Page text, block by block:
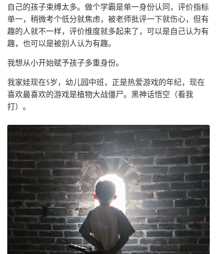
自己的孩子束缚太多。做个学霸是单一身份认同，评价指标
单一，稍微考个低分就焦虑，被老师批评一下就伤心，但有
趣的人就不一样，评价维度就多起来了，可以是自己认为有
趣，也可以是被别人认为有趣。
我想从小开始赋予孩子多重身份。
我家娃现在5岁，幼儿园中班，正是热爱游戏的年纪，现在
喜欢最喜欢的游戏是植物大战僵尸。黑神话悟空（看我
打）。